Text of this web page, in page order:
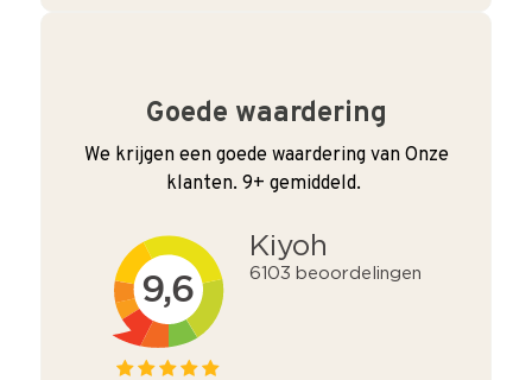
Goede waardering
We krijgen een goede waardering van Onze
klanten. 9+ gemiddeld.